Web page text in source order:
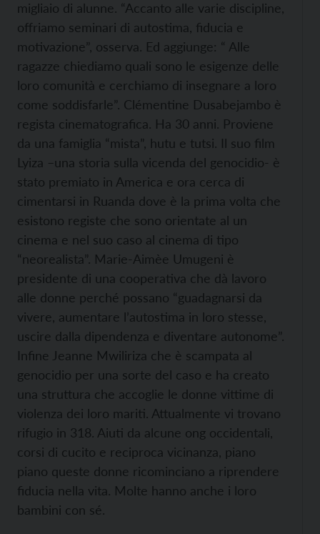
migliaio di alunne. “Accanto alle varie discipline,
offriamo seminari di autostima, fiducia e
motivazione”, osserva. Ed aggiunge: “ Alle
ragazze chiediamo quali sono le esigenze delle
loro comunità e cerchiamo di insegnare a loro
come soddisfarle”. Clémentine Dusabejambo è
regista cinematografica. Ha 30 anni. Proviene
da una famiglia “mista”, hutu e tutsi. Il suo film
Lyiza –una storia sulla vicenda del genocidio- è
stato premiato in America e ora cerca di
cimentarsi in Ruanda dove è la prima volta che
esistono registe che sono orientate al un
cinema e nel suo caso al cinema di tipo
“neorealista”. Marie-Aimèe Umugeni è
presidente di una cooperativa che dà lavoro
alle donne perché possano “guadagnarsi da
vivere, aumentare l’autostima in loro stesse,
uscire dalla dipendenza e diventare autonome”.
Infine Jeanne Mwiliriza che è scampata al
genocidio per una sorte del caso e ha creato
una struttura che accoglie le donne vittime di
violenza dei loro mariti. Attualmente vi trovano
rifugio in 318. Aiuti da alcune ong occidentali,
corsi di cucito e reciproca vicinanza, piano
piano queste donne ricominciano a riprendere
fiducia nella vita. Molte hanno anche i loro
bambini con sé.